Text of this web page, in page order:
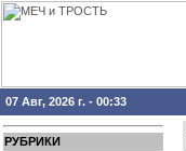
07 Авг, 2026 г. - 00:33
РУБРИКИ